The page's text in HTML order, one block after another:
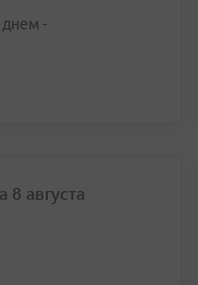
-
8 августа